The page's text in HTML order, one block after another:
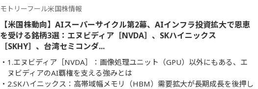
モトリーフール米国株情報
【米国株動向】AIスーパーサイクル第2幕、AIインフラ投資拡大で恩恵
を受ける銘柄3選：エヌビディア［NVDA］、SKハイニックス
［SKHY］、台湾セミコンダ...
1.エヌビディア［NVDA］：画像処理ユニット（GPU）以外にもある、エ
ヌビディアのAI覇権を支える強みとは
2.SKハイニックス：高帯域幅メモリ（HBM）需要拡大が長期成長を後押し